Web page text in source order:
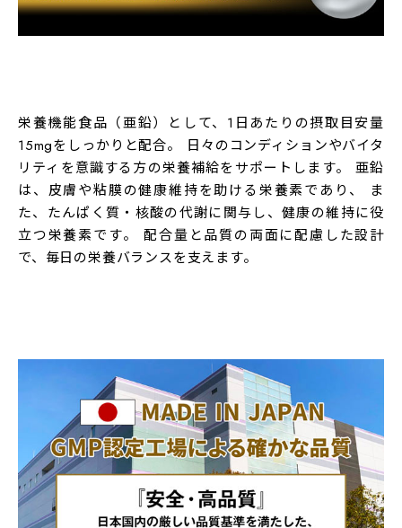
栄養機能食品（亜鉛）として、1日あたりの摂取目安量
15mgをしっかりと配合。 日々のコンディションやバイタ
リティを意識する方の栄養補給をサポートします。 亜鉛
は、皮膚や粘膜の健康維持を助ける栄養素であり、 ま
た、たんぱく質・核酸の代謝に関与し、健康の維持に役
立つ栄養素です。 配合量と品質の両面に配慮した設計
で、毎日の栄養バランスを支えます。